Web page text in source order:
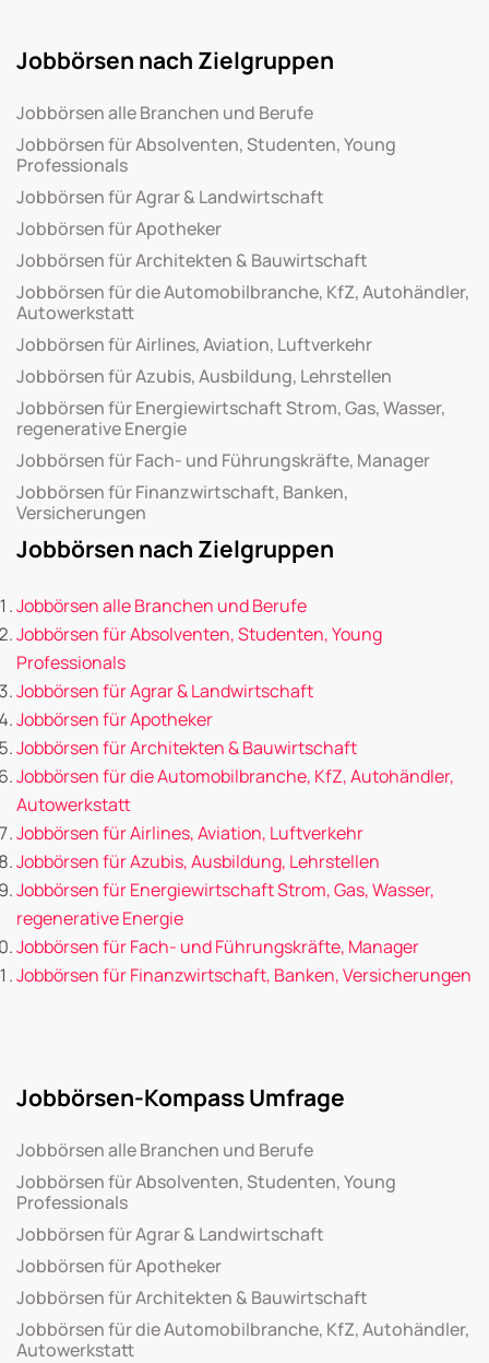
Jobbörsen nach Zielgruppen
Jobbörsen alle Branchen und Berufe
Jobbörsen für Absolventen, Studenten, Young
Professionals
Jobbörsen für Agrar & Landwirtschaft
Jobbörsen für Apotheker
Jobbörsen für Architekten & Bauwirtschaft
Jobbörsen für die Automobilbranche, KfZ, Autohändler,
Autowerkstatt
Jobbörsen für Airlines, Aviation, Luftverkehr
Jobbörsen für Azubis, Ausbildung, Lehrstellen
Jobbörsen für Energiewirtschaft Strom, Gas, Wasser,
regenerative Energie
Jobbörsen für Fach- und Führungskräfte, Manager
Jobbörsen für Finanzwirtschaft, Banken,
Versicherungen
Jobbörsen nach Zielgruppen
Jobbörsen alle Branchen und Berufe
Jobbörsen für Absolventen, Studenten, Young
Professionals
Jobbörsen für Agrar & Landwirtschaft
Jobbörsen für Apotheker
Jobbörsen für Architekten & Bauwirtschaft
Jobbörsen für die Automobilbranche, KfZ, Autohändler,
Autowerkstatt
Jobbörsen für Airlines, Aviation, Luftverkehr
Jobbörsen für Azubis, Ausbildung, Lehrstellen
Jobbörsen für Energiewirtschaft Strom, Gas, Wasser,
regenerative Energie
Jobbörsen für Fach- und Führungskräfte, Manager
Jobbörsen für Finanzwirtschaft, Banken, Versicherungen
Jobbörsen-Kompass Umfrage
Jobbörsen alle Branchen und Berufe
Jobbörsen für Absolventen, Studenten, Young
Professionals
Jobbörsen für Agrar & Landwirtschaft
Jobbörsen für Apotheker
Jobbörsen für Architekten & Bauwirtschaft
Jobbörsen für die Automobilbranche, KfZ, Autohändler,
Autowerkstatt